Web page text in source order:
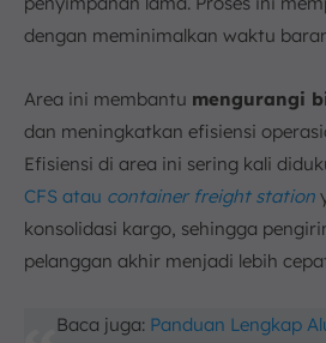
dengan meminimalkan waktu
Area ini membantu mengurangi
dan meningkatkan efisiensi
Efisiensi di area ini sering kali
CFS atau container freight station
konsolidasi kargo, sehingga
pelanggan akhir menjadi lebih
Baca juga: Panduan Lengkap